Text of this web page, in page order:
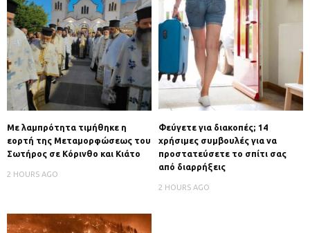
Με λαμπρότητα τιμήθηκε η
εορτή της Μεταμορφώσεως του
Σωτήρος σε Κόρινθο και Κιάτο
2 HOURS AGO
Φεύγετε για διακοπές; 14
χρήσιμες συμβουλές για να
προστατεύσετε το σπίτι σας
από διαρρήξεις
2 HOURS AGO